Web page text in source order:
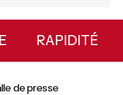
RAPIDITÉ
de presse